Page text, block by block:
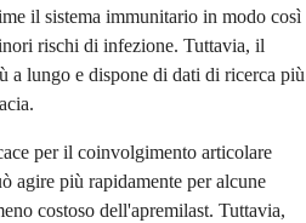
il sistema immunitario in modo così
rischi di infezione. Tuttavia, il
a lungo e dispone di dati di ricerca più
per il coinvolgimento articolare
agire più rapidamente per alcune
costoso dell'apremilast. Tuttavia,